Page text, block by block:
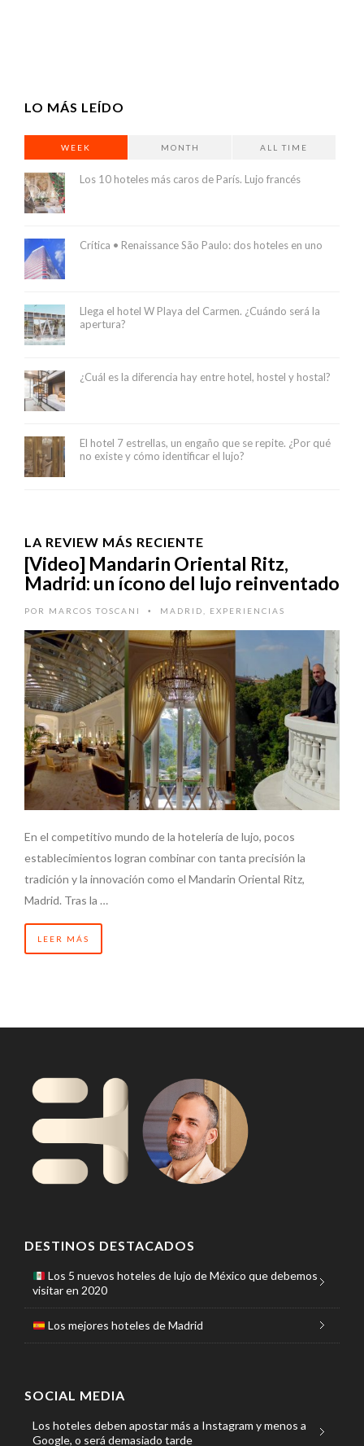
LO MÁS LEÍDO
WEEK MONTH ALL TIME
Los 10 hoteles más caros de París. Lujo francés
Crítica • Renaissance São Paulo: dos hoteles en uno
Llega el hotel W Playa del Carmen. ¿Cuándo será la
apertura?
¿Cuál es la diferencia hay entre hotel, hostel y hostal?
El hotel 7 estrellas, un engaño que se repite. ¿Por qué
no existe y cómo identificar el lujo?
LA REVIEW MÁS RECIENTE
[Video] Mandarin Oriental Ritz,
Madrid: un ícono del lujo reinventado
POR MARCOS TOSCANI • MADRID EXPERIENCIAS
En el competitivo mundo de la hotelería de lujo, pocos
establecimientos logran combinar con tanta precisión la
tradición y la innovación como el Mandarin Oriental Ritz,
Madrid. Tras la …
LEER MÁS
DESTINOS DESTACADOS
Los 5 nuevos hoteles de lujo de México que debemos
visitar en 2020
Los mejores hoteles de Madrid
SOCIAL MEDIA
Los hoteles deben apostar más a Instagram y menos a
Google, o será demasiado tarde